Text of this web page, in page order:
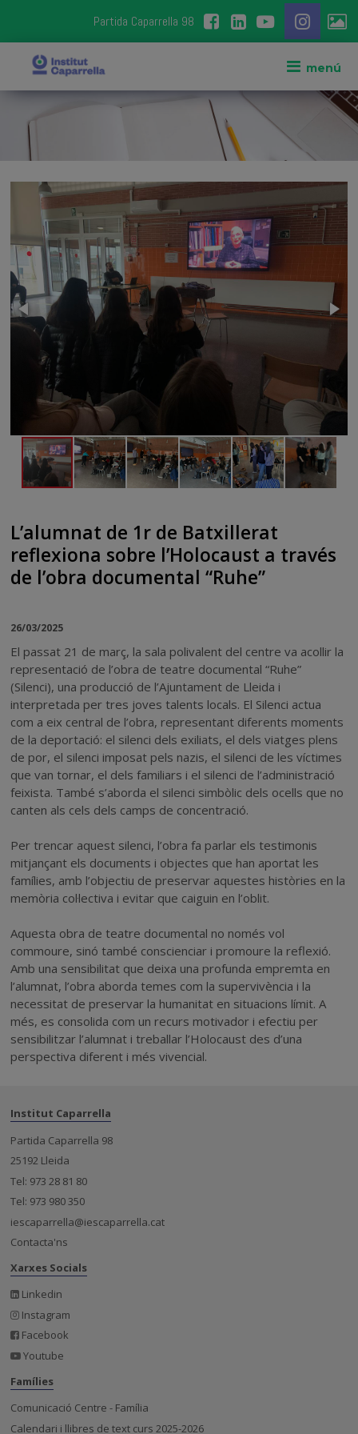
Partida Caparrella 98
L’alumnat de 1r de Batxillerat
reflexiona sobre l’Holocaust a través
de l’obra documental “Ruhe”
26/03/2025
El passat 21 de març, la sala polivalent del centre va acollir la
representació de l’obra de teatre documental “Ruhe”
(Silenci), una producció de l’Ajuntament de Lleida i
interpretada per tres joves talents locals. El Silenci actua
com a eix central de l’obra, representant diferents moments
de la deportació: el silenci dels exiliats, el dels viatges plens
de por, el silenci imposat pels nazis, el silenci de les víctimes
que van tornar, el dels familiars i el silenci de l’administració
feixista. També s’aborda el silenci simbòlic dels ocells que no
canten als cels dels camps de concentració.
Per trencar aquest silenci, l’obra fa parlar els testimonis
mitjançant els documents i objectes que han aportat les
famílies, amb l’objectiu de preservar aquestes històries en la
memòria col·lectiva i evitar que caiguin en l’oblit.
Aquesta obra de teatre documental no només vol
commoure, sinó també conscienciar i promoure la reflexió.
Amb una sensibilitat que deixa una profunda empremta en
l’alumnat, l’obra aborda temes com la supervivència i la
necessitat de preservar la humanitat en situacions límit. A
més, es consolida com un recurs motivador i efectiu per
sensibilitzar l’alumnat i treballar l’Holocaust des d’una
perspectiva diferent i més vivencial.
Institut Caparrella
Partida Caparrella 98
25192 Lleida
Tel: 973 28 81 80
Tel: 973 980 350
iescaparrella@iescaparrella.cat
Contacta'ns
Xarxes Socials
Linkedin
Instagram
Facebook
Youtube
Famílies
Comunicació Centre - Família
Calendari i llibres de text curs 2025-2026